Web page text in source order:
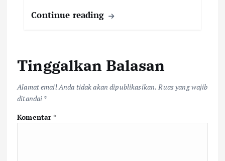
Continue reading
Tinggalkan Balasan
Alamat email Anda tidak akan dipublikasikan. Ruas yang wajib
ditandai *
Komentar*